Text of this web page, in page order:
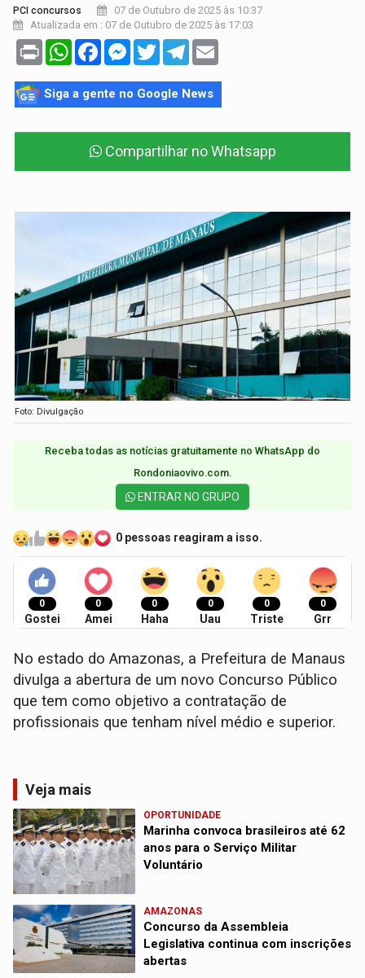
PCI concursos
07 de Outubro de 2025 às 10:37
Atualizada em : 07 de Outubro de 2025 às 17:03
Print WhatsAppFacebookMessenger
TwitterTelegram
Siga a gente no Google News
Compartilhar no Whatsapp
Foto: Divulgação
Receba todas as notícias gratuitamente no WhatsApp do
Rondoniaovivo.com.​
ENTRAR NO GRUPO
0 pessoas reagiram a isso.
0
Gostei
0
Amei
0
Haha
0
Uau
0
Triste
0
Grr
No estado do Amazonas, a Prefeitura de Manaus
divulga a abertura de um novo Concurso Público
que tem como objetivo a contratação de
profissionais que tenham nível médio e superior.
Veja mais
OPORTUNIDADE
Marinha convoca brasileiros até 62
anos para o Serviço Militar
Voluntário
AMAZONAS
Concurso da Assembleia
Legislativa continua com inscrições
abertas